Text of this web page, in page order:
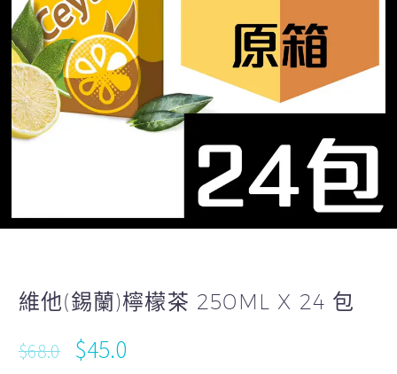
維他(錫蘭)檸檬茶 250ML X 24 包
$68.0 $45.0